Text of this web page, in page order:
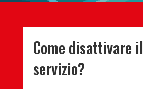
Come disattivare il
servizio?